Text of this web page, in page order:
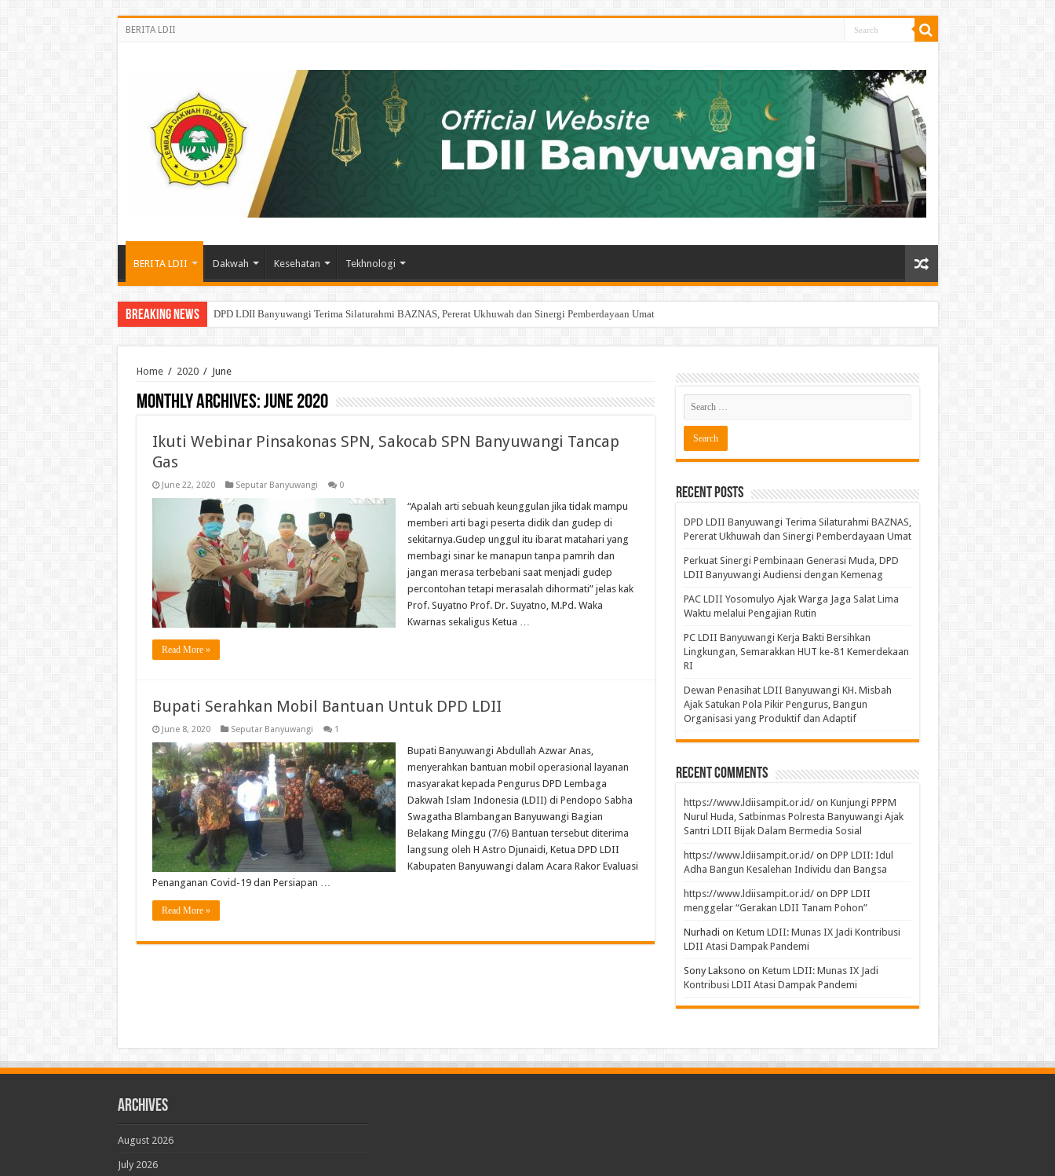
BERITA LDII
BERITA LDII Dakwah Kesehatan Tekhnologi
Breaking News DPD LDII Banyuwangi Terima Silaturahmi BAZNAS, Pererat Ukhuwah dan Sinergi Pemberdayaan Umat
Home / 2020 / June
Monthly Archives:June 2020
Ikuti Webinar Pinsakonas SPN, Sakocab SPN Banyuwangi Tancap
Gas
June 22, 2020 Seputar Banyuwangi 0
“Apalah arti sebuah keunggulan jika tidak mampu
memberi arti bagi peserta didik dan gudep di
sekitarnya.Gudep unggul itu ibarat matahari yang
membagi sinar ke manapun tanpa pamrih dan
jangan merasa terbebani saat menjadi gudep
percontohan tetapi merasalah dihormati” jelas kak
Prof. Suyatno Prof. Dr. Suyatno, M.Pd. Waka
Kwarnas sekaligus Ketua …
Read More »
Bupati Serahkan Mobil Bantuan Untuk DPD LDII
June 8, 2020 Seputar Banyuwangi 1
Bupati Banyuwangi Abdullah Azwar Anas,
menyerahkan bantuan mobil operasional layanan
masyarakat kepada Pengurus DPD Lembaga
Dakwah Islam Indonesia (LDII) di Pendopo Sabha
Swagatha Blambangan Banyuwangi Bagian
Belakang Minggu (7/6) Bantuan tersebut diterima
langsung oleh H Astro Djunaidi, Ketua DPD LDII
Kabupaten Banyuwangi dalam Acara Rakor Evaluasi
Penanganan Covid-19 dan Persiapan …
Read More »
Recent Posts
DPD LDII Banyuwangi Terima Silaturahmi BAZNAS,
Pererat Ukhuwah dan Sinergi Pemberdayaan Umat
Perkuat Sinergi Pembinaan Generasi Muda, DPD
LDII Banyuwangi Audiensi dengan Kemenag
PAC LDII Yosomulyo Ajak Warga Jaga Salat Lima
Waktu melalui Pengajian Rutin
PC LDII Banyuwangi Kerja Bakti Bersihkan
Lingkungan, Semarakkan HUT ke-81 Kemerdekaan
RI
Dewan Penasihat LDII Banyuwangi KH. Misbah
Ajak Satukan Pola Pikir Pengurus, Bangun
Organisasi yang Produktif dan Adaptif
Recent Comments
https://www.ldiisampit.or.id/on Kunjungi PPPM
Nurul Huda, Satbinmas Polresta Banyuwangi Ajak
Santri LDII Bijak Dalam Bermedia Sosial
https://www.ldiisampit.or.id/on DPP LDII: Idul
Adha Bangun Kesalehan Individu dan Bangsa
https://www.ldiisampit.or.id/on DPP LDII
menggelar “Gerakan LDII Tanam Pohon”
Nurhadi on Ketum LDII: Munas IX Jadi Kontribusi
LDII Atasi Dampak Pandemi
Sony Laksono on Ketum LDII: Munas IX Jadi
Kontribusi LDII Atasi Dampak Pandemi
Archives
August 2026
July 2026